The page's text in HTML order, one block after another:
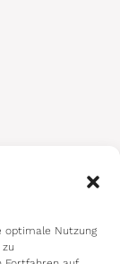
optimale Nutzung